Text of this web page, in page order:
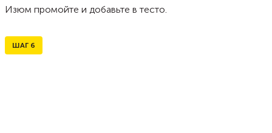
Изюм промойте и добавьте в тесто.
ШАГ 6